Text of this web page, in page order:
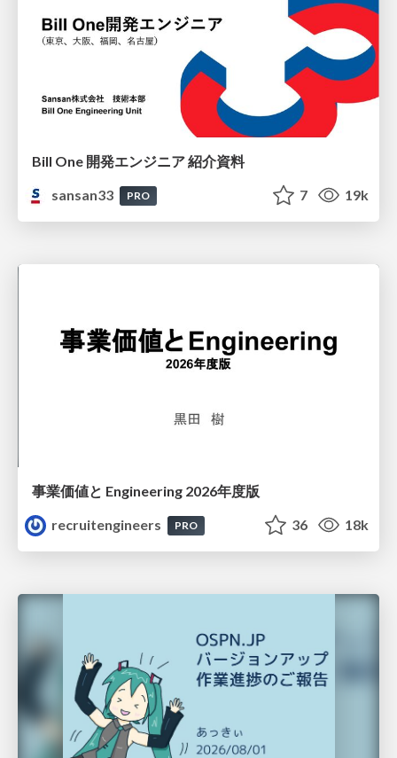
Bill One 開発エンジニア 紹介資料
sansan33
PRO 7 19k
事業価値と Engineering 2026年度版
recruitengineers
PRO 36 18k